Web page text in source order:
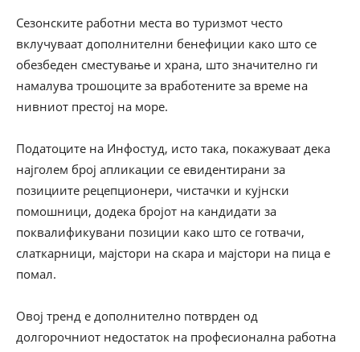
Сезонските работни места во туризмот често
вклучуваат дополнителни бенефиции како што се
обезбеден сместување и храна, што значително ги
намалува трошоците за вработените за време на
нивниот престој на море.
Податоците на Инфостуд, исто така, покажуваат дека
најголем број апликации се евидентирани за
позициите рецепционери, чистачки и кујнски
помошници, додека бројот на кандидати за
поквалификувани позиции како што се готвачи,
слаткарници, мајстори на скара и мајстори на пица е
помал.
Овој тренд е дополнително потврден од
долгорочниот недостаток на професионална работна